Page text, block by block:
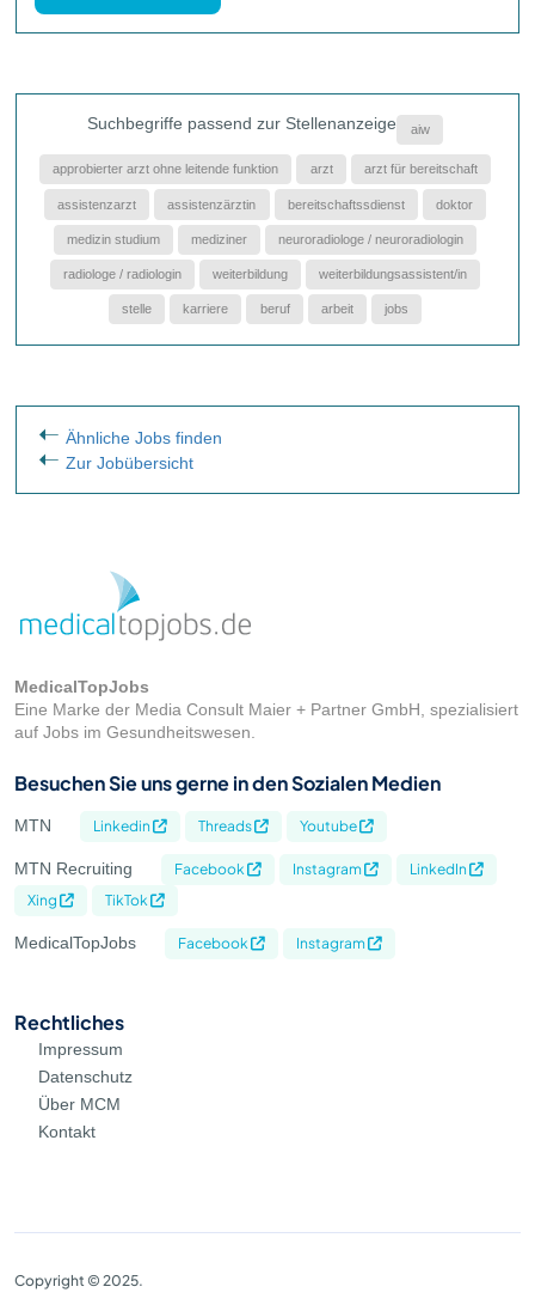
Suchbegriffe passend zur Stellenanzeige aiw
approbierter arzt ohne leitende funktion arzt arzt für bereitschaft
assistenzarzt assistenzärztin bereitschaftssdienst doktor
medizin studium mediziner neuroradiologe / neuroradiologin
radiologe / radiologin weiterbildung weiterbildungsassistent/in
stelle karriere beruf arbeit jobs
Ähnliche Jobs finden
Zur Jobübersicht
MedicalTopJobs
Eine Marke der Media Consult Maier + Partner GmbH, spezialisiert
auf Jobs im Gesundheitswesen.
Besuchen Sie uns gerne in den Sozialen Medien
MTN Linkedin Threads Youtube
MTN Recruiting Facebook Instagram
LinkedIn
Xing
TikTok
MedicalTopJobs Facebook Instagram
Rechtliches
Impressum
Datenschutz
Über MCM
Kontakt
Copyright © 2025.